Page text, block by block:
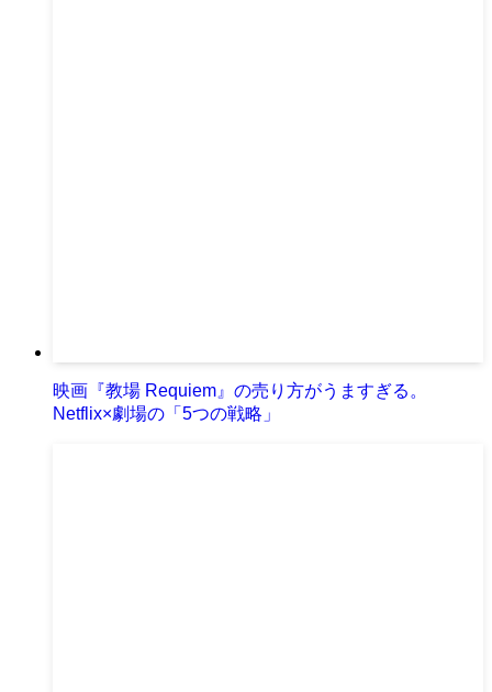
映画『教場 Requiem』の売り方がうますぎる。
Netflix×劇場の「5つの戦略」